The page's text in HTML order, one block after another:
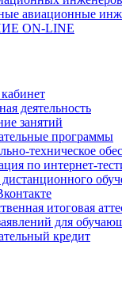
авиационные
ON-LINE
деятельность
занятий
программы
техническое
по интернет-
итоговая
для
кредит